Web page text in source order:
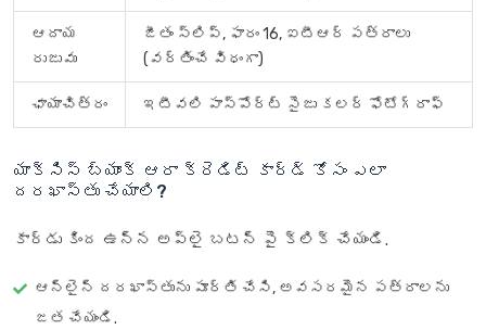
ఆదాయ
రుజువు
జీతం స్లిప్, ఫారం 16, ఐటీఆర్ పత్రాలు
(వర్తించే విధంగా)
ఛాయాచిత్రం ఇటీవలి పాస్‌పోర్ట్ సైజు కలర్ ఫోటోగ్రాఫ్
యాక్సిస్ బ్యాంక్ ఆరా క్రెడిట్ కార్డ్ కోసం ఎలా
దరఖాస్తు చేయాలి?
కార్డు కింద ఉన్న అప్లై బటన్ పై క్లిక్ చేయండి.
ఆన్‌లైన్ దరఖాస్తును పూర్తి చేసి, అవసరమైన పత్రాలను
జత చేయండి.